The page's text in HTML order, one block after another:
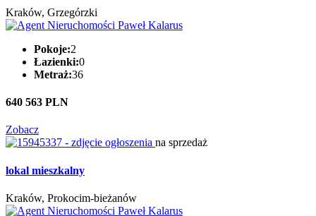
Kraków, Grzegórzki
Pokoje:2
Łazienki:0
Metraż:36
640 563 PLN
Zobacz
na sprzedaż
lokal mieszkalny
Kraków, Prokocim-bieżanów